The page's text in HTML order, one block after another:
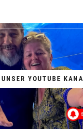
UNSER YOUTUBE